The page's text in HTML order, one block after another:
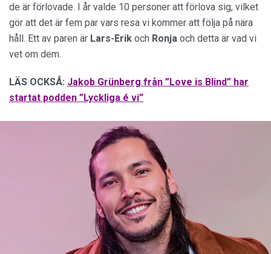
de är förlovade. I år valde 10 personer att förlova sig, vilket
gör att det är fem par vars resa vi kommer att följa på nära
håll. Ett av paren är Lars-Erik och Ronja och detta är vad vi
vet om dem.
LÄS OCKSÅ: Jakob Grünberg från ”Love is Blind” har
startat podden ”Lyckliga é vi”